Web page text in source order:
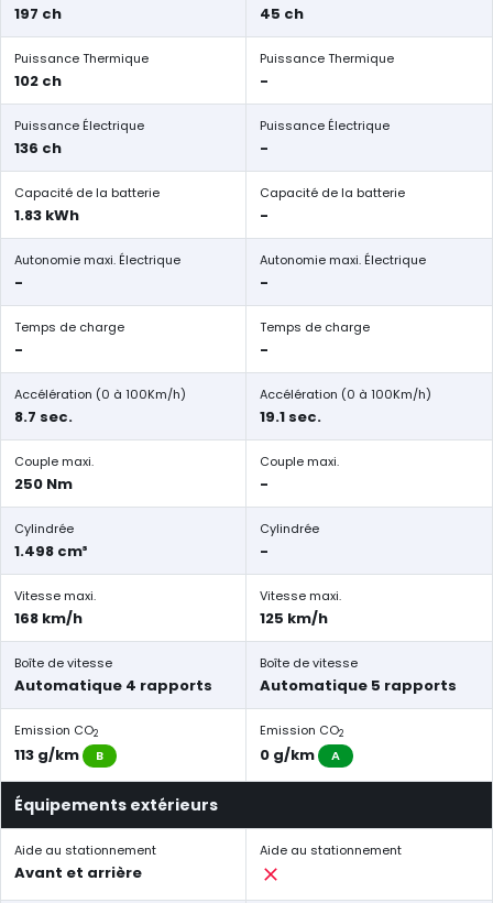
197 ch 45 ch
Puissance Thermique
102 ch
Puissance Thermique
-
Puissance Électrique
136 ch
Puissance Électrique
-
Capacité de la batterie
1.83 kWh
Capacité de la batterie
-
Autonomie maxi. Électrique
-
Autonomie maxi. Électrique
-
Temps de charge
-
Temps de charge
-
Accélération (0 à 100Km/h)
8.7 sec.
Accélération (0 à 100Km/h)
19.1 sec.
Couple maxi.
250 Nm
Couple maxi.
-
Cylindrée
1.498 cm³
Cylindrée
-
Vitesse maxi.
168 km/h
Vitesse maxi.
125 km/h
Boîte de vitesse
Automatique 4 rapports
Boîte de vitesse
Automatique 5 rapports
Emission CO2
113 g/km B
Emission CO2
0 g/km A
Équipements extérieurs
Aide au stationnement
Avant et arrière
Aide au stationnement